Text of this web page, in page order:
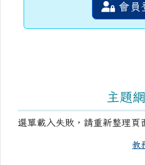
會員
主題
選單載入失敗，請重新整理頁
教